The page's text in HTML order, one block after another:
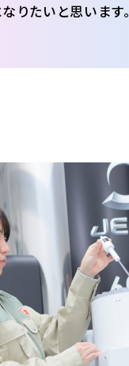
りたいと思います。